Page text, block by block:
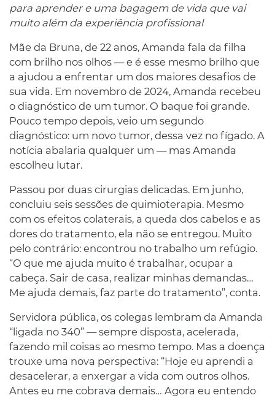
para aprender e uma bagagem de vida que vai
muito além da experiência profissional
Mãe da Bruna, de 22 anos, Amanda fala da filha
com brilho nos olhos — e é esse mesmo brilho que
a ajudou a enfrentar um dos maiores desafios de
sua vida. Em novembro de 2024, Amanda recebeu
o diagnóstico de um tumor. O baque foi grande.
Pouco tempo depois, veio um segundo
diagnóstico: um novo tumor, dessa vez no fígado. A
notícia abalaria qualquer um — mas Amanda
escolheu lutar.
Passou por duas cirurgias delicadas. Em junho,
concluiu seis sessões de quimioterapia. Mesmo
com os efeitos colaterais, a queda dos cabelos e as
dores do tratamento, ela não se entregou. Muito
pelo contrário: encontrou no trabalho um refúgio.
“O que me ajuda muito é trabalhar, ocupar a
cabeça. Sair de casa, realizar minhas demandas…
Me ajuda demais, faz parte do tratamento”, conta.
Servidora pública, os colegas lembram da Amanda
“ligada no 340” — sempre disposta, acelerada,
fazendo mil coisas ao mesmo tempo. Mas a doença
trouxe uma nova perspectiva: “Hoje eu aprendi a
desacelerar, a enxergar a vida com outros olhos.
Antes eu me cobrava demais… Agora eu entendo